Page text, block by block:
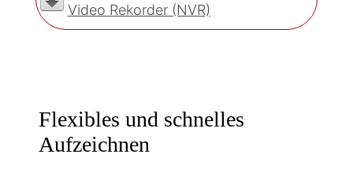
Video Rekorder (NVR)
Flexibles und schnelles
Aufzeichnen